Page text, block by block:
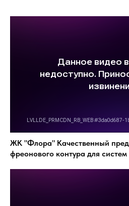
ЖК "Флора" Качественный
фреонового контура для